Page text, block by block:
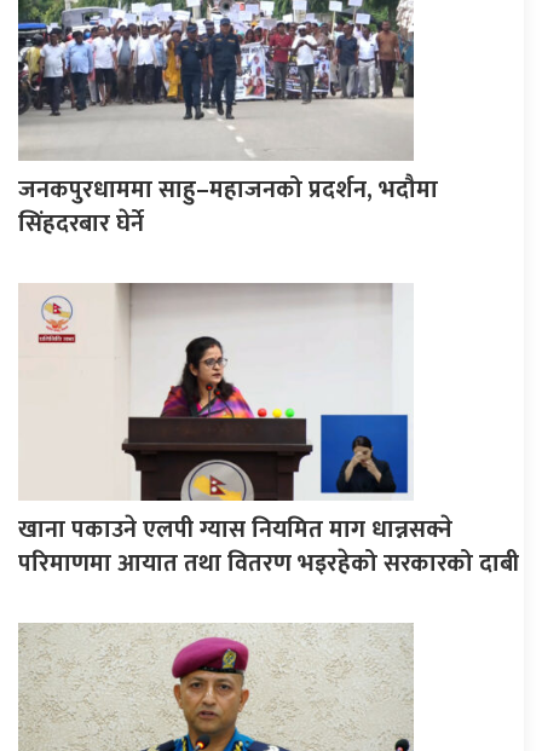
जनकपुरधाममा साहु–महाजनको प्रदर्शन, भदौमा
सिंहदरबार घेर्ने
खाना पकाउने एलपी ग्यास नियमित माग धान्नसक्ने
परिमाणमा आयात तथा वितरण भइरहेको सरकारको दाबी